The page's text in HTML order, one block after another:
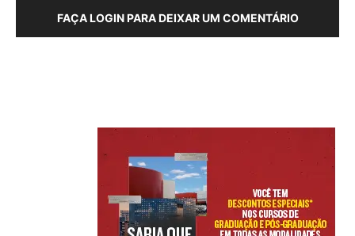
FAÇA LOGIN PARA DEIXAR UM COMENTÁRIO